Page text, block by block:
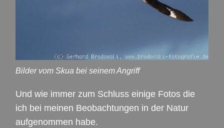
Bilder vom Skua bei seinem Angriff
Und wie immer zum Schluss einige Fotos die
ich bei meinen Beobachtungen in der Natur
aufgenommen habe.